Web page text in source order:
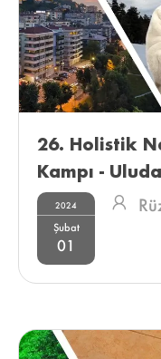
26. Holistik
Kampı -
2024
Şubat
01